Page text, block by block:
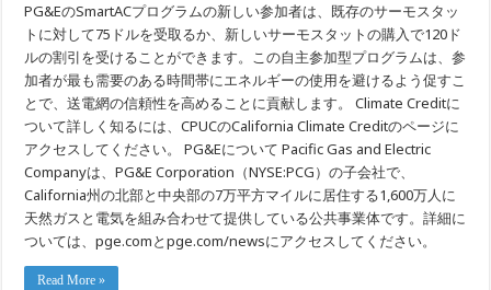
PG&EのSmartACプログラムの新しい参加者は、既存のサーモスタッ
トに対して75ドルを受取るか、新しいサーモスタットの購入で120ド
ルの割引を受けることができます。この自主参加型プログラムは、参
加者が最も需要のある時間帯にエネルギーの使用を避けるよう促すこ
とで、送電網の信頼性を高めることに貢献します。 Climate Creditに
ついて詳しく知るには、CPUCのCalifornia Climate Creditのページに
アクセスしてください。 PG&Eについて Pacific Gas and Electric
Companyは、PG&E Corporation（NYSE:PCG）の子会社で、
California州の北部と中央部の7万平方マイルに居住する1,600万人に
天然ガスと電気を組み合わせて提供している公共事業体です。詳細に
ついては、pge.comとpge.com/newsにアクセスしてください。
Read More »